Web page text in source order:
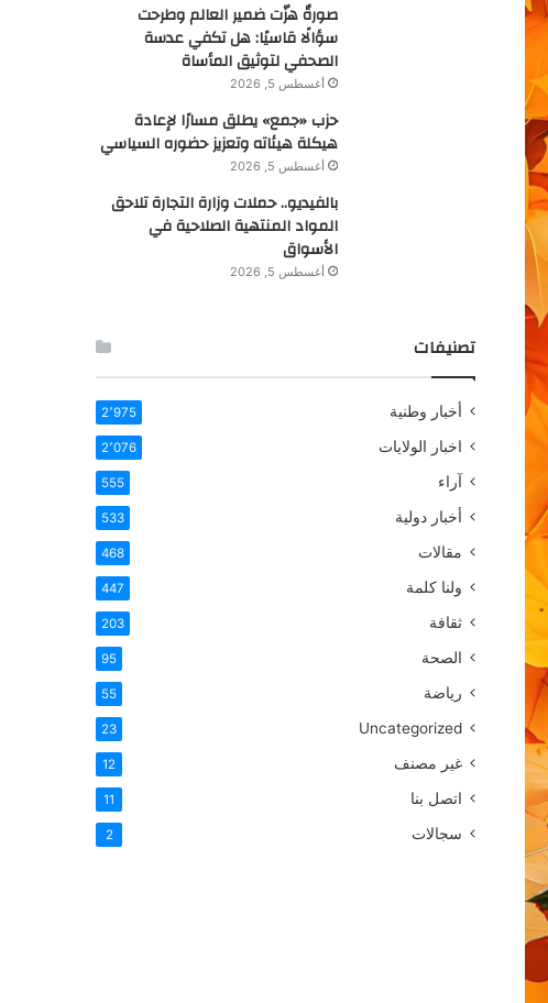
صورةٌ هزّت ضمير العالم وطرحت
سؤالًا قاسيًا: هل تكفي عدسة
الصحفي لتوثيق المأساة
أغسطس 5, 2026
حزب «جمع» يطلق مسارًا لإعادة
هيكلة هيئاته وتعزيز حضوره السياسي
أغسطس 5, 2026
بالفيديو.. حملات وزارة التجارة تلاحق
المواد المنتهية الصلاحية في
الأسواق
أغسطس 5, 2026
تصنيفات
أخبار وطنية 2٬975
اخبار الولايات 2٬076
آراء 555
أخبار دولية 533
مقالات 468
ولنا كلمة 447
ثقافة 203
الصحة 95
رياضة 55
Uncategorized
23
غير مصنف 12
اتصل بنا 11
سجالات 2